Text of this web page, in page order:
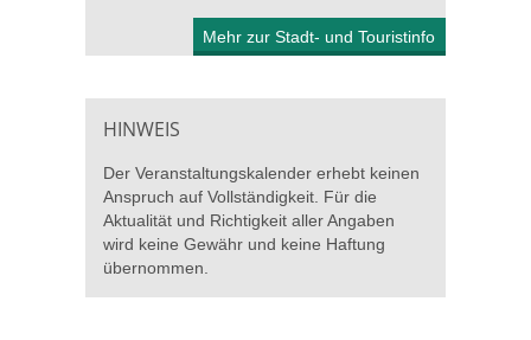
Mehr zur Stadt- und Touristinfo
HINWEIS
Der Veranstaltungskalender erhebt keinen
Anspruch auf Vollständigkeit. Für die
Aktualität und Richtigkeit aller Angaben
wird keine Gewähr und keine Haftung
übernommen.